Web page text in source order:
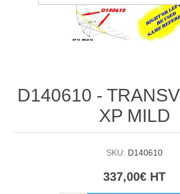
D140610 -
XP MILD
SKU: D140610
337,00€ HT